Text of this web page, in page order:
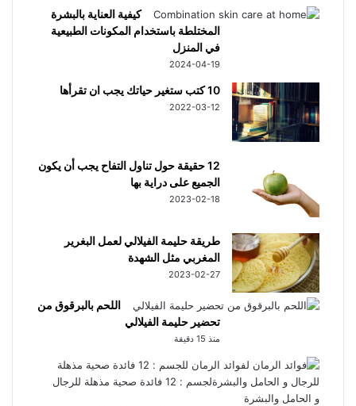
كيفية العناية بالبشرة
المختلطة باستخدام المكونات الطبيعية
في المنزل
2024-04-19
10 كتب ستغير حياتك يجب ان تقرأها
2022-03-12
12 حقيقة حول تناول التفاح يجب أن يكون
الجميع على دراية بها
2023-02-18
طريقة حليمة الفيلالي لعمل البغرير
المغربي مثل الشهدة
2023-02-27
اللحم بالبرقوق من
تحضير حليمة الفيلالي
منذ 15 دقيقة